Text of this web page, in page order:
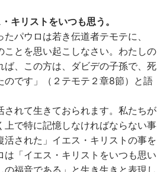
キリストをいつも思う。
パウロは若き伝道者テモテに、
ことを思い起こしなさい。わたしの
ば、この方は、ダビデの子孫で、死
のです」（２テモテ２章8節）と語
されて生きておられます。私たちが
上で特に記憶しなければならない事
活された」イエス・キリストの事を
は「イエス・キリストをいつも思い